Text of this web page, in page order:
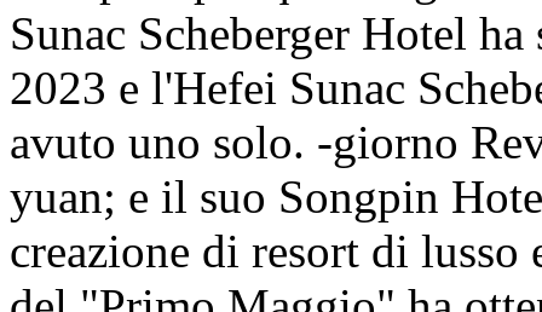
Sunac Scheberger Hotel
2023 e l'Hefei Sunac
avuto uno solo. -giorno
yuan; e il suo Songpin
creazione di resort di lusso